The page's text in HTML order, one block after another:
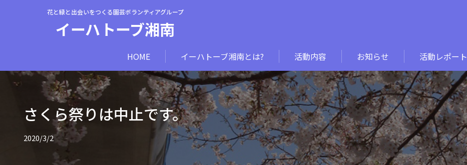
花と緑と出会いをつくる園芸ボランティアグループ
イーハトーブ湘南
HOME イーハトーブ湘南とは? 活動内容 お知らせ 活動レポート
さくら祭りは中止です。
2020/3/2